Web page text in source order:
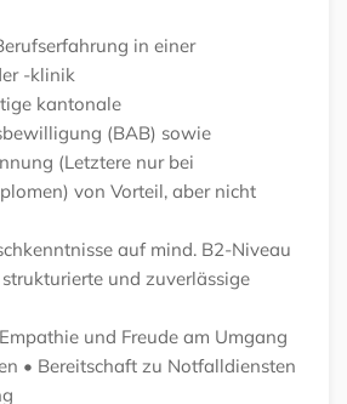
in einer
-klinik
kantonale
(BAB) sowie
(Letztere nur bei
von Vorteil, aber nicht
auf mind. B2-Niveau
und zuverlässige
und Freude am Umgang
• Bereitschaft zu Notfalldiensten